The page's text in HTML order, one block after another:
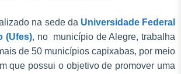
na sede da Universidade Federal
(Ufes), no município de Alegre, trabalha
de 50 municípios capixabas, por meio
que possui o objetivo de promover uma